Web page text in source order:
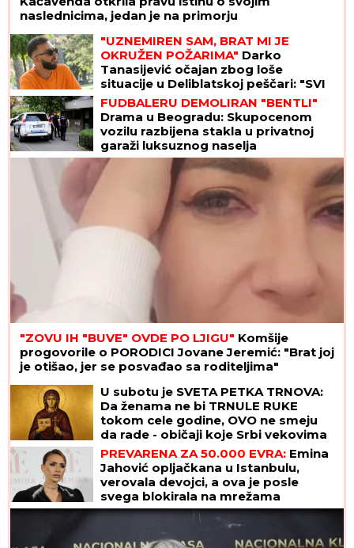
naslednicima, jedan je na primorju
"UZNEMIREN SAM, BRAT MI JE
OKRUŽEN POŽARIMA" Darko
Tanasijević očajan zbog loše
situacije u Deliblatskoj peščari: "SVI
SU EVAKUISANI", otkrio koje
informacije ima
FUDBALERU DEMOLIRAN "BENTLI"
Drama u Beogradu: Skupocenom
vozilu razbijena stakla u privatnoj
garaži luksuznog naselja
"ZOVU IH "BUVE" OVDE PO LJIGU" Komšije
progovorile o PORODICI Jovane Jeremić: "Brat joj
je otišao, jer se posvađao sa roditeljima"
U subotu je SVETA PETKA TRNOVA:
Da ženama ne bi TRNULE RUKE
tokom cele godine, OVO ne smeju
da rade - običaji koje Srbi vekovima
poštuju
PREVARENA ZA 50.000 EVRA: Emina
Jahović opljačkana u Istanbulu,
verovala devojci, a ova je posle
svega blokirala na mrežama